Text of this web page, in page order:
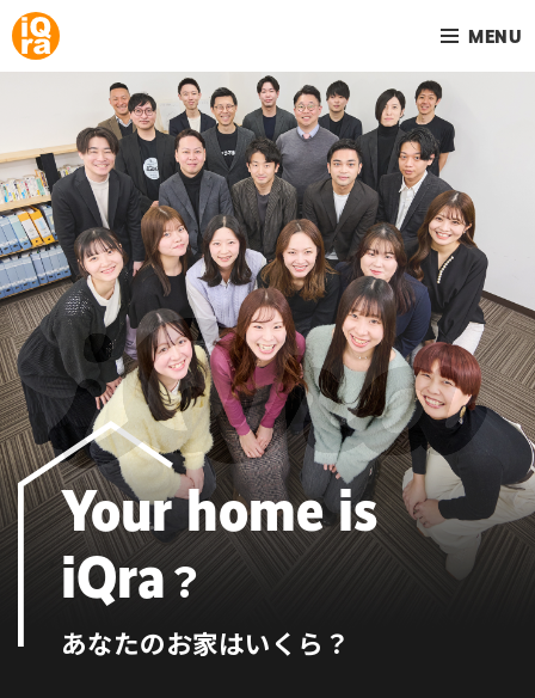
MENU
Your home is
iQra？
あなたのお家はいくら？